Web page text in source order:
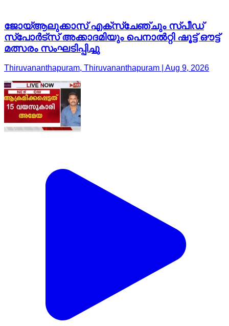
ജോയ്ആലുക്കാസ് എക്സ്ചേഞ്ചും സ്പീഡ്
സ്പോർട്സ് അക്കാദമിയും പെനാൽറ്റി ഷൂട്ട് ഔട്ട്
മത്സരം സംഘടിപ്പിച്ചു
Thiruvananthapuram, Thiruvananthapuram | Aug 9, 2026